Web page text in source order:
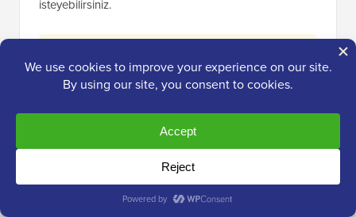
isteyebilirsiniz.
⚠️ Herhangi bir şeyi silmeden önce, mevcut
Blogger tema HTML'sinin TAMAMINI
Yönlendirmeyi geri almak veya orijinal Blogger
temanızı geri yüklemek isterseniz buna
ihtiyacınız olacaktır.